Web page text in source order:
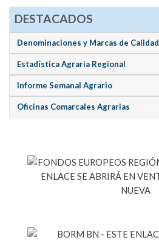
DESTACADOS
Denominaciones y Marcas de Calidad
Estadística Agraria Regional
Informe Semanal Agrario
Oficinas Comarcales Agrarias